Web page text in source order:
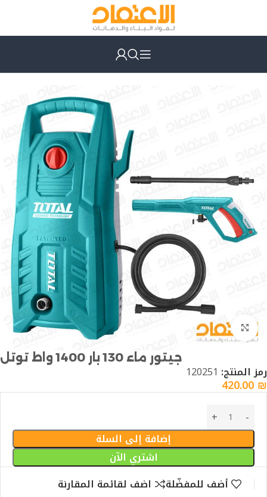
Click to enlarge
جيتور ماء 130 بار 1400 واط توتل
رمز المنتج: 120251
420.00 ₪
إضافة إلى السلة
اشتري الآن
أضف للمفضّلة
اضف لقائمة المقارنة